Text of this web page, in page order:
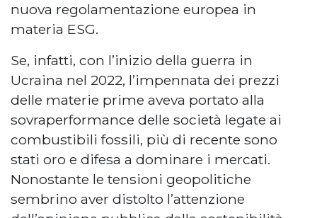
nuova regolamentazione europea in
materia ESG.
Se, infatti, con l’inizio della guerra in
Ucraina nel 2022, l’impennata dei prezzi
delle materie prime aveva portato alla
sovraperformance delle società legate ai
combustibili fossili, più di recente sono
stati oro e difesa a dominare i mercati.
Nonostante le tensioni geopolitiche
sembrino aver distolto l’attenzione